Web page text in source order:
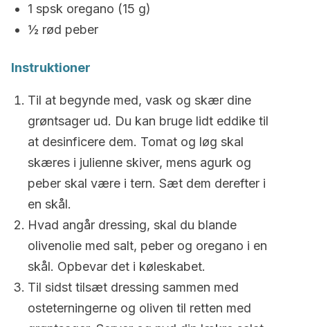
1 spsk oregano (15 g)
½ rød peber
Instruktioner
Til at begynde med, vask og skær dine
grøntsager ud. Du kan bruge lidt eddike til
at desinficere dem. Tomat og løg skal
skæres i julienne skiver, mens agurk og
peber skal være i tern. Sæt dem derefter i
en skål.
Hvad angår dressing, skal du blande
olivenolie med salt, peber og oregano i en
skål. Opbevar det i køleskabet.
Til sidst tilsæt dressing sammen med
osteterningerne og oliven til retten med